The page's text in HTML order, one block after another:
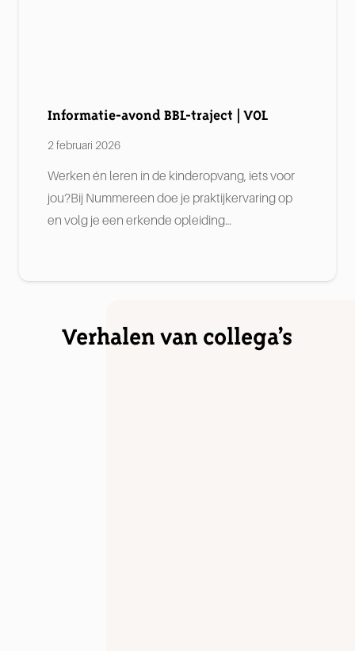
Informatie-avond BBL-traject | VOL
2 februari 2026
Werken én leren in de kinderopvang, iets voor
jou?Bij Nummereen doe je praktijkervaring op
en volg je een erkende opleiding…
Verhalen van collega’s